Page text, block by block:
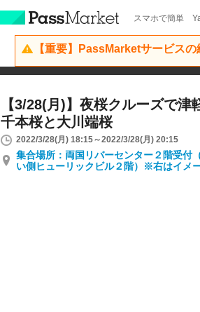
スマホで簡単
【重要】PassMarketサービス
【3/28(月)】夜桜クルーズで津
千本桜と大川端桜
2022/3/28(月) 18:15～2022/3/28(月) 20:15
集合場所：両国リバーセンター２階受付
い側ヒューリックビル２階）※右はイメ